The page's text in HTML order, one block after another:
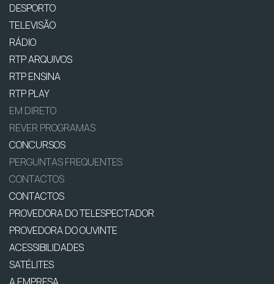
DESPORTO
TELEVISÃO
RÁDIO
RTP ARQUIVOS
RTP ENSINA
RTP PLAY
EM DIRETO
REVER PROGRAMAS
CONCURSOS
PERGUNTAS FREQUENTES
CONTACTOS
CONTACTOS
PROVEDORA DO TELESPECTADOR
PROVEDORA DO OUVINTE
ACESSIBILIDADES
SATÉLITES
A EMPRESA